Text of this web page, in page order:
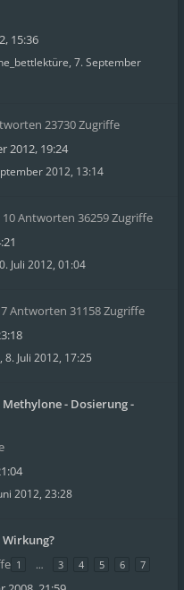
15:36
, 7. September
23730 Zugriffe
2012, 19:24
2012, 13:14
10 Antworten 36259 Zugriffe
Juli 2012, 01:04
7 Antworten 31158 Zugriffe
, 8. Juli 2012, 17:25
- Dosierung -
2012, 23:28
Wirkung?
1 … 3 4 5 6 7